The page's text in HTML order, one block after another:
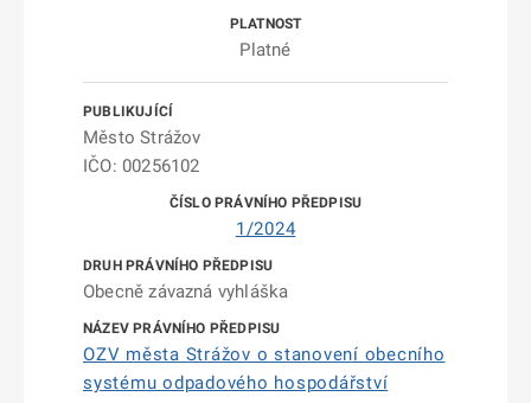
Platné
Město Strážov
IČO: 00256102
1/2024
Obecně závazná vyhláška
OZV města Strážov o stanovení obecního
systému odpadového hospodářství